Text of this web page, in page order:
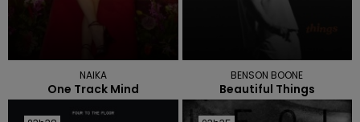
NAIKA
One Track Mind
BENSON BOONE
Beautiful Things